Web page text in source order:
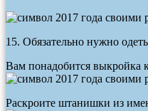
15. Обязательно нужно
Вам понадобится выкройка
Раскроите штанишки из